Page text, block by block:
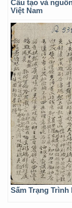
Cấu tạo và
Việt Nam
Sấm Trạng